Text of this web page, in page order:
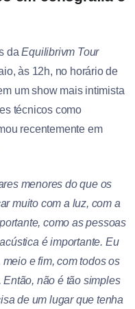
daEquilibrivm Tour
às 12h, no horário de
um show mais intimista
técnicos como
recentemente em
menores do que os
muito com a luz, com a
como as pessoas
é importante. Eu
e fim, com todos os
não é tão simples
de um lugar que tenha